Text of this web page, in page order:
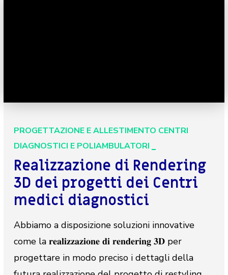
PROGETTAZIONE E ALLESTIMENTO CENTRI
DIAGNOSTICI E POLIAMBULATORI
Realizzazione di Rendering
3D dei progetti dei Centri
medici diagnostici
Abbiamo a disposizione soluzioni innovative
come la 𝐫𝐞𝐚𝐥𝐢𝐳𝐳𝐚𝐳𝐢𝐨𝐧𝐞 𝐝𝐢 𝐫𝐞𝐧𝐝𝐞𝐫𝐢𝐧𝐠 𝟑𝐃 per
progettare in modo preciso i dettagli della